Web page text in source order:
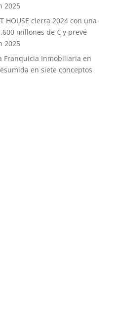
2025
HOUSE cierra 2024 con una
millones de € y prevé
2025
Franquicia Inmobiliaria en
en siete conceptos